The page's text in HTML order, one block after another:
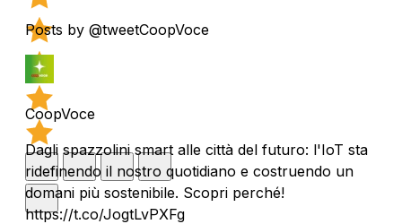
Posts by @tweetCoopVoce
CoopVoce
Dagli spazzolini smart alle città del futuro: l'IoT sta
ridefinendo il nostro quotidiano e costruendo un
domani più sostenibile. Scopri perché!
https://t.co/JogtLvPXFg